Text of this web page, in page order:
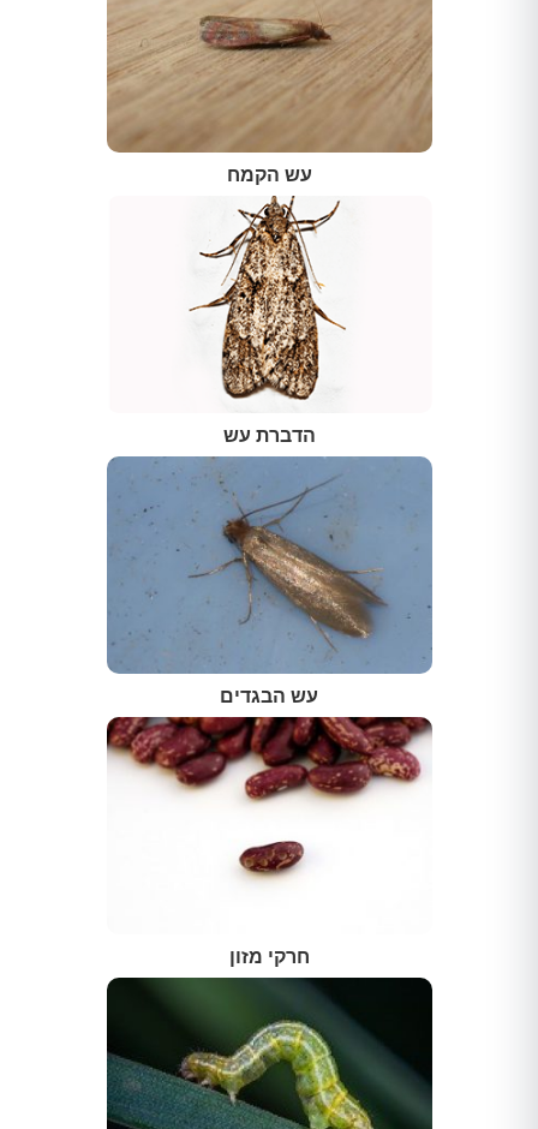
עש הקמח
הדברת עש
עש הבגדים
חרקי מזון